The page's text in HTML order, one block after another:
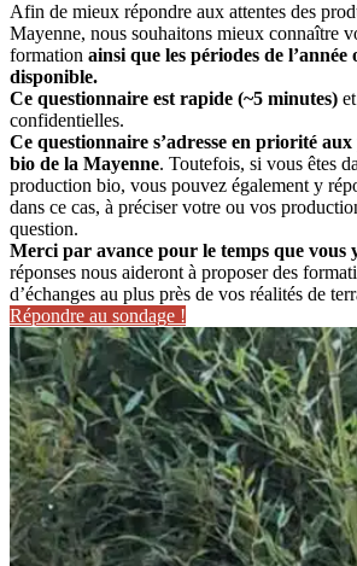
Afin de mieux répondre aux attentes des
Mayenne, nous souhaitons mieux connaître
formation ainsi que les périodes de l’année
disponible.
Ce questionnaire est rapide (~5 minutes)
confidentielles.
Ce questionnaire s’adresse en priorité
bio de la Mayenne. Toutefois, si vous êtes
production bio, vous pouvez également y
dans ce cas, à préciser votre ou vos
question.
Merci par avance pour le temps que vous
réponses nous aideront à proposer des
d’échanges au plus près de vos réalités de
Répondre au sondage !